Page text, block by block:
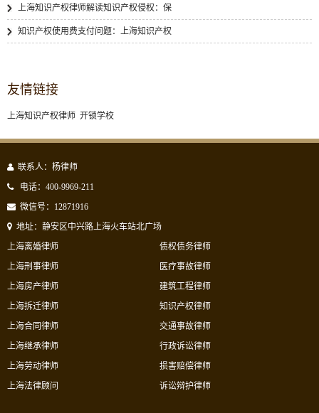
上海知识产权律师解读知识产权侵权：保
知识产权使用费支付问题：上海知识产权
友情链接
上海知识产权律师 开锁学校
联系人：杨律师
电话：400-9969-211
微信号：12871916
地址：静安区中兴路上海火车站北广场
上海离婚律师
上海刑事律师
上海房产律师
上海拆迁律师
债权债务律师
医疗事故律师
建筑工程律师
知识产权律师
上海合同律师
上海继承律师
上海劳动律师
上海法律顾问
交通事故律师
行政诉讼律师
损害赔偿律师
诉讼辩护律师